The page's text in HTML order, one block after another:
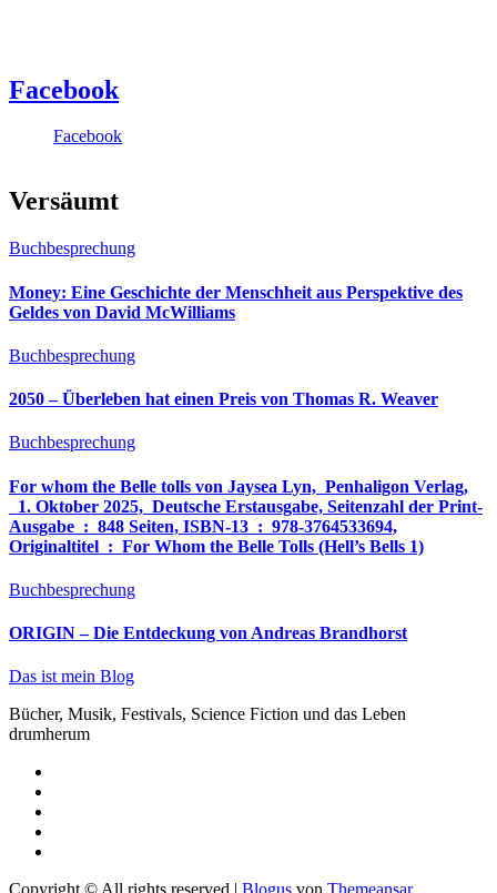
Facebook
Facebook
Versäumt
Buchbesprechung
Money: Eine Geschichte der Menschheit aus Perspektive des
Geldes von David McWilliams
Buchbesprechung
2050 – Überleben hat einen Preis von Thomas R. Weaver
Buchbesprechung
For whom the Belle tolls von Jaysea Lyn, ‎ Penhaligon Verlag,
‎ 1. Oktober 2025, ‎ Deutsche Erstausgabe, Seitenzahl der Print-
Ausgabe ‏ : ‎ 848 Seiten, ISBN-13 ‏ : ‎ 978-3764533694,
Originaltitel ‏ : ‎ For Whom the Belle Tolls (Hell’s Bells 1)
Buchbesprechung
ORIGIN – Die Entdeckung von Andreas Brandhorst
Das ist mein Blog
Bücher, Musik, Festivals, Science Fiction und das Leben
drumherum